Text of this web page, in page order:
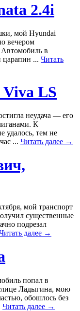
2.4i
мой Hyundai
вечером
Автомобиль в
царапин ... Читать
LS
неудача — его
К
удалось, тем не
... Читать далее →
мой транспорт
существенные
подрезал
далее →
попал в
Ладыгина, мою
обошлось без
Читать далее →